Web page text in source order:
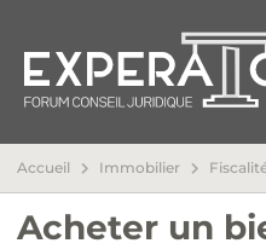
Accueil Immobilier
Acheter un